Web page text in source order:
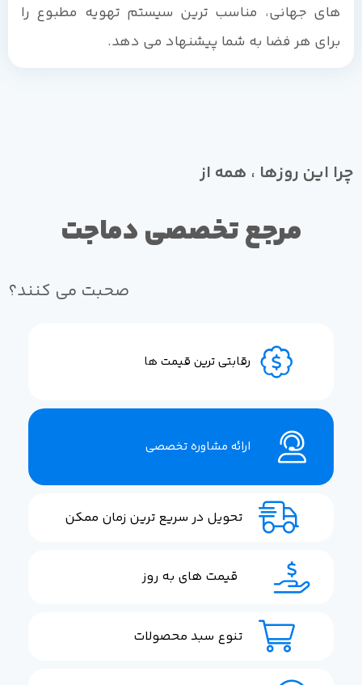
های جهانی، مناسب ترین سیستم تهویه مطبوع را
برای هر فضا به شما پیشنهاد می دهد.
چرا این روزها ، همه از
مرجع تخصصی دماجت
صحبت می کنند؟
رقابتی ترین قیمت ها
ارائه مشاوره تخصصی
تحویل در سریع ترین زمان ممکن
قیمت های به روز
تنوع سبد محصولات